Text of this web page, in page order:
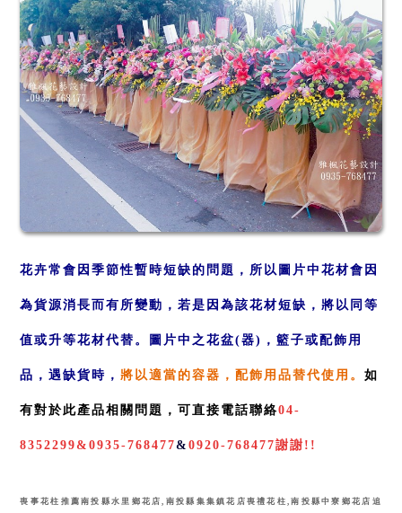
花卉常會因季節性暫時短缺的問題，所以圖片中花材會因
為貨源消長 而有所變動，若是因為該花材短缺，將以同等
值或升等花材代替 。 圖 片中之花盆(器)，籃子或配飾用
品，遇缺貨時，將以適當的容器，配飾用品替代使用 。如
有對於此產品相關問題，可直接電話聯絡04-
8352299&0935-768477&0920-768477謝謝!!
喪事花柱推薦南投縣水里鄉花店,南投縣集集鎮花店喪禮花柱,南投縣中寮鄉花店追